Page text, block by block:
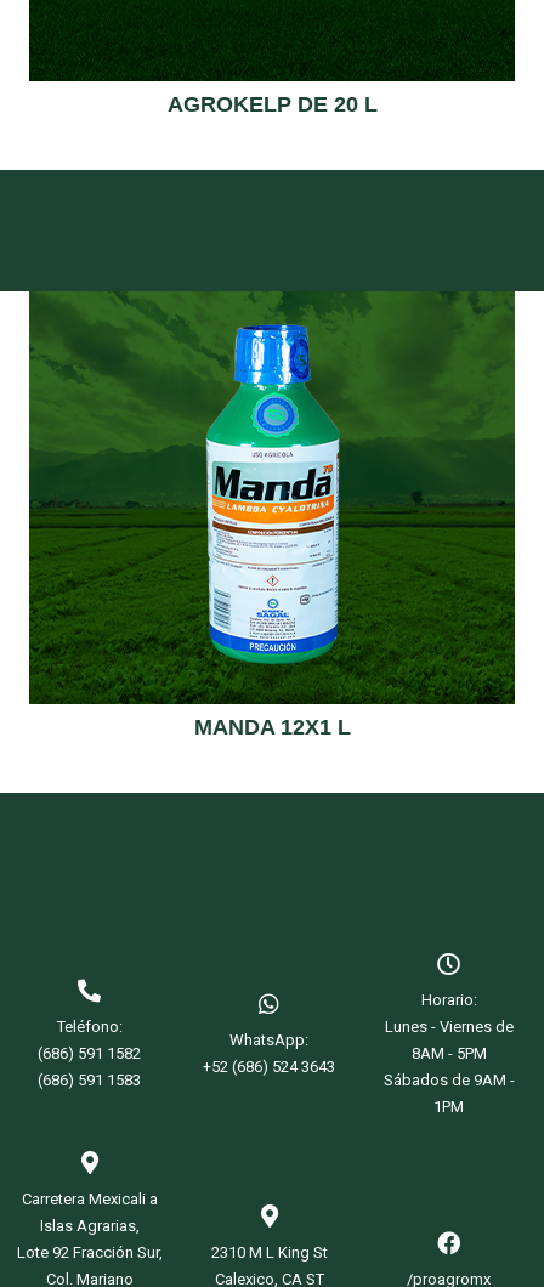
AGROKELP DE 20 L
MANDA 12X1 L
Teléfono:
(686) 591 1582
(686) 591 1583
WhatsApp:
+52 (686) 524 3643
Horario:
Lunes - Viernes de
8AM - 5PM
Sábados de 9AM -
1PM
Carretera Mexicali a
Islas Agrarias,
Lote 92 Fracción Sur,
Col. Mariano
2310 M L King St
Calexico, CA ST
/proagromx